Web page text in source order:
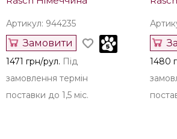
Артикул: 944235
Замовити
1471 грн/рул. Під
замовлення термін
поставки до 1,5 міс.
1480